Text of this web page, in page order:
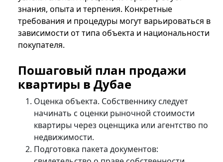
знания, опыта и терпения. Конкретные
требования и процедуры могут варьироваться в
зависимости от типа объекта и национальности
покупателя.
Пошаговый план продажи
квартиры в Дубае
Оценка объекта. Собственнику следует
начинать с оценки рыночной стоимости
квартиры через оценщика или агентство по
недвижимости.
Подготовка пакета документов: